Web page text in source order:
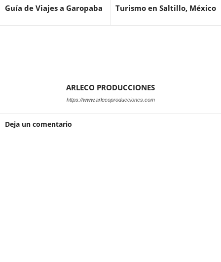
Guía de Viajes a Garopaba Turismo en Saltillo, México
ARLECO PRODUCCIONES
https://www.arlecoproducciones.com
Deja un comentario